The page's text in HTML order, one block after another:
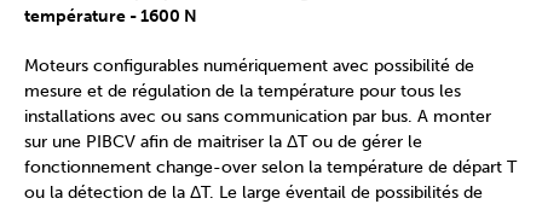
température - 1600 N
Moteurs configurables numériquement avec possibilité de
mesure et de régulation de la température pour tous les
installations avec ou sans communication par bus. A monter
sur une PIBCV afin de maitriser la ΔT ou de gérer le
fonctionnement change-over selon la température de départ T
ou la détection de la ΔT. Le large éventail de possibilités de